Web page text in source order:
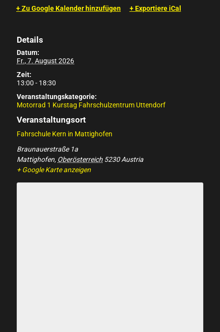
+ Zu Google Kalender hinzufügen + Exportiere iCal
Details
Datum:
Fr., 7. August 2026
Zeit:
13:00 - 18:30
Veranstaltungskategorie:
Motorrad 1 Kurstag Fahrschulzentrum Uttendorf
Veranstaltungsort
Fahrschule Kern in Mattighofen
Braunauerstraße 1a
Mattighofen, Oberösterreich 5230 Austria
+ Google Karte anzeigen